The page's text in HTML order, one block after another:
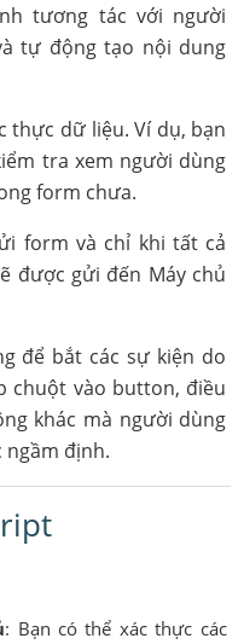
tương tác với người
tự động tạo nội dung
thực dữ liệu. Ví dụ, bạn
tra xem người dùng
form chưa.
form và chỉ khi tất cả
được gửi đến Máy chủ
để bắt các sự kiện do
chuột vào button, điều
khác mà người dùng
ngầm định.
: Bạn có thể xác thực các